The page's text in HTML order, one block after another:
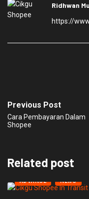
Ridhwan
https://
Previous Post
Cara Pembayaran Dalam
Shopee
Related post
ADVANCE NEWS